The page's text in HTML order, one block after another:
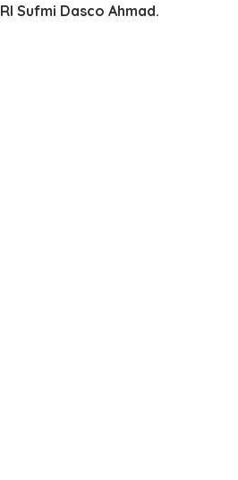
Sufmi Dasco Ahmad.